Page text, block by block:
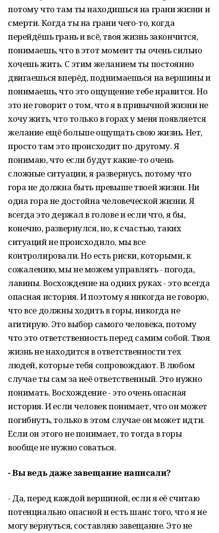
потому что там ты находишься на грани жизни и
смерти. Когда ты на грани чего-то, когда
перейдёшь грань и всё, твоя жизнь закончится,
понимаешь, что в этот момент ты очень сильно
хочешь жить. С этим желанием ты постоянно
двигаешься вперёд, поднимаешься на вершины и
понимаешь, что это ощущение тебе нравится. Но
это не говорит о том, что я в привычной жизни не
хочу жить, что только в горах у меня появляется
желание ещё больше ощущать свою жизнь. Нет,
просто там это происходит по-другому. Я
понимаю, что если будут какие-то очень
сложные ситуации, я развернусь, потому что
гора не должна быть превыше твоей жизни. Ни
одна гора не достойна человеческой жизни. Я
всегда это держал в голове и если что, я бы,
конечно, развернулся, но, к счастью, таких
ситуаций не происходило, мы все
контролировали. Но есть риски, которыми, к
сожалению, мы не можем управлять - погода,
лавины. Восхождение на одних руках - это всегда
опасная история. И поэтому я никогда не говорю,
что все должны ходить в горы, никогда не
агитирую. Это выбор самого человека, потому
что это ответственность перед самим собой. Твоя
жизнь не находится в ответственности тех
людей, которые тебя сопровождают. В любом
случае ты сам за неё ответственный. Это нужно
понимать. Восхождение - это очень опасная
история. И если человек понимает, что он может
погибнуть, только в этом случае он может идти.
Если он этого не понимает, то тогда в горы
вообще не нужно соваться.
- Вы ведь даже завещание написали?
- Да, перед каждой вершиной, если я её считаю
потенциально опасной и есть шанс того, что я не
могу вернуться, составляю завещание. Это не